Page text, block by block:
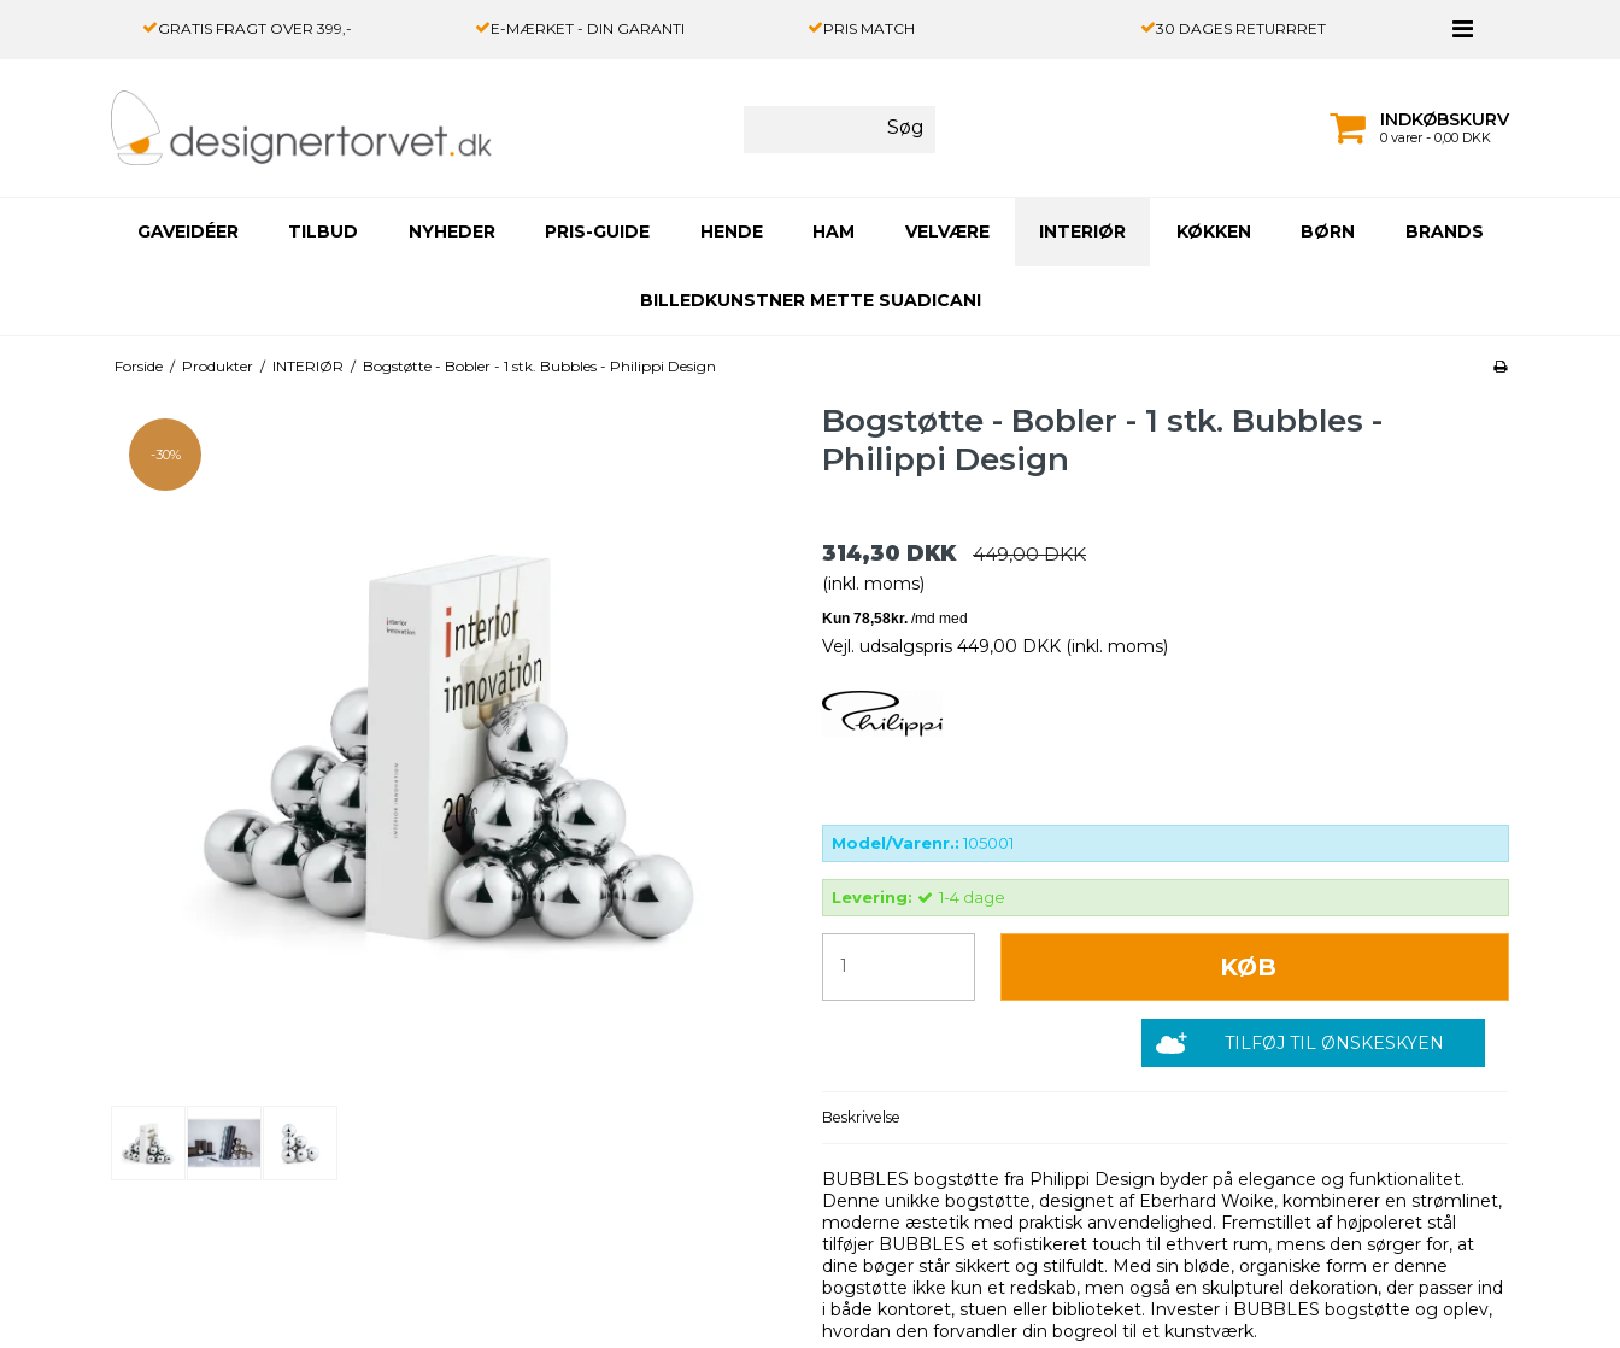
GRATIS FRAGT OVER 399,- E-MÆRKET - DIN GARANTI PRIS MATCH 30 DAGES RETURRRET
Søg INDKØBSKURV
0 varer - 0,00 DKK
GAVEIDÉER TILBUD NYHEDER PRIS-GUIDE HENDE HAM VELVÆRE INTERIØR KØKKEN BØRN BRANDS
BILLEDKUNSTNER METTE SUADICANI
Forside / Produkter / INTERIØR / Bogstøtte - Bobler - 1 stk. Bubbles - Philippi Design
-30%
Bogstøtte - Bobler - 1 stk. Bubbles -
Philippi Design
314,30 DKK 449,00 DKK
(inkl. moms)
Vejl. udsalgspris 449,00 DKK (inkl. moms)
Model/Varenr.: 105001
Levering: 1-4 dage
KØB
TILFØJ TIL ØNSKESKYEN
Beskrivelse
BUBBLES bogstøtte fra Philippi Design byder på elegance og funktionalitet.
Denne unikke bogstøtte, designet af Eberhard Woike, kombinerer en strømlinet,
moderne æstetik med praktisk anvendelighed. Fremstillet af højpoleret stål
tilføjer BUBBLES et sofistikeret touch til ethvert rum, mens den sørger for, at
dine bøger står sikkert og stilfuldt. Med sin bløde, organiske form er denne
bogstøtte ikke kun et redskab, men også en skulpturel dekoration, der passer ind
i både kontoret, stuen eller biblioteket. Invester i BUBBLES bogstøtte og oplev,
hvordan den forvandler din bogreol til et kunstværk.